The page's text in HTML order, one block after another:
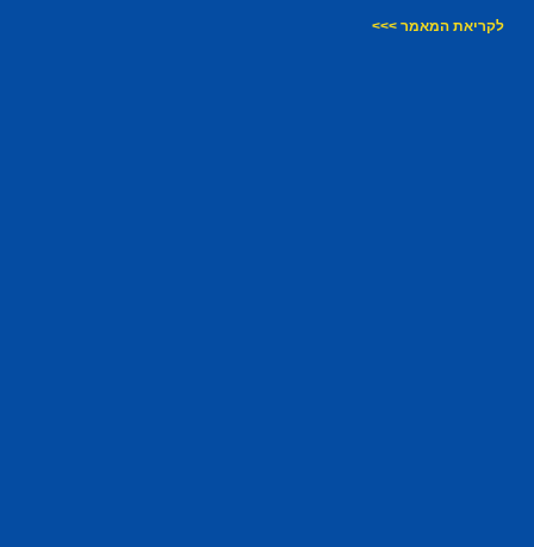
לקריאת המאמר >>>